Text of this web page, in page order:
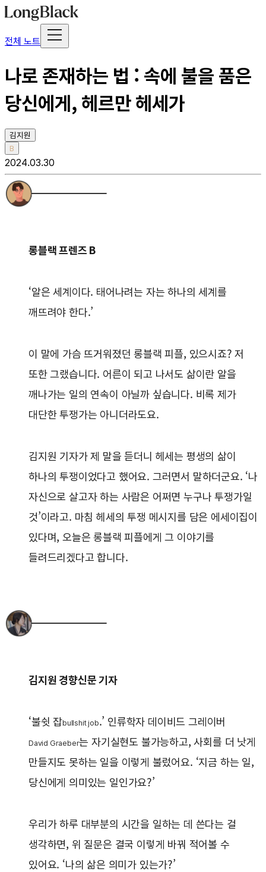
전체 노트
나로 존재하는 법 : 속에 불을 품은
당신에게, 헤르만 헤세가
김지원
B
2024.03.30
롱블랙 프렌즈 B
‘알은 세계이다. 태어나려는 자는 하나의 세계를
깨뜨려야 한다.’
이 말에 가슴 뜨거워졌던 롱블랙 피플, 있으시죠? 저
또한 그랬습니다. 어른이 되고 나서도 삶이란 알을
깨나가는 일의 연속이 아닐까 싶습니다. 비록 제가
대단한 투쟁가는 아니더라도요.
김지원 기자가 제 말을 듣더니 헤세는 평생의 삶이
하나의 투쟁이었다고 했어요. 그러면서 말하더군요. ‘나
자신으로 살고자 하는 사람은 어쩌면 누구나 투쟁가일
것’이라고. 마침 헤세의 투쟁 메시지를 담은 에세이집이
있다며, 오늘은 롱블랙 피플에게 그 이야기를
들려드리겠다고 합니다.
김지원 경향신문 기자
‘불쉿 잡bullshit job.’ 인류학자 데이비드 그레이버
David Graeber는 자기실현도 불가능하고, 사회를 더 낫게
만들지도 못하는 일을 이렇게 불렀어요. ‘지금 하는 일,
당신에게 의미있는 일인가요?’
우리가 하루 대부분의 시간을 일하는 데 쓴다는 걸
생각하면, 위 질문은 결국 이렇게 바꿔 적어볼 수
있어요. ‘나의 삶은 의미가 있는가?’